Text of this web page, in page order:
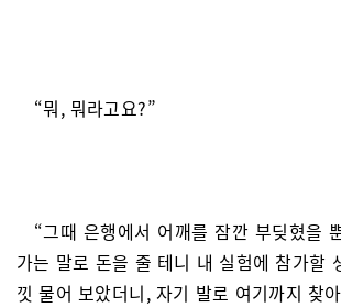
“뭐, 뭐라고요?”
“그때 은행에서 어깨를 잠깐 부딪혔을
가는 말로 돈을 줄 테니 내 실험에 참가할
낏 물어 보았더니, 자기 발로 여기까지 찾